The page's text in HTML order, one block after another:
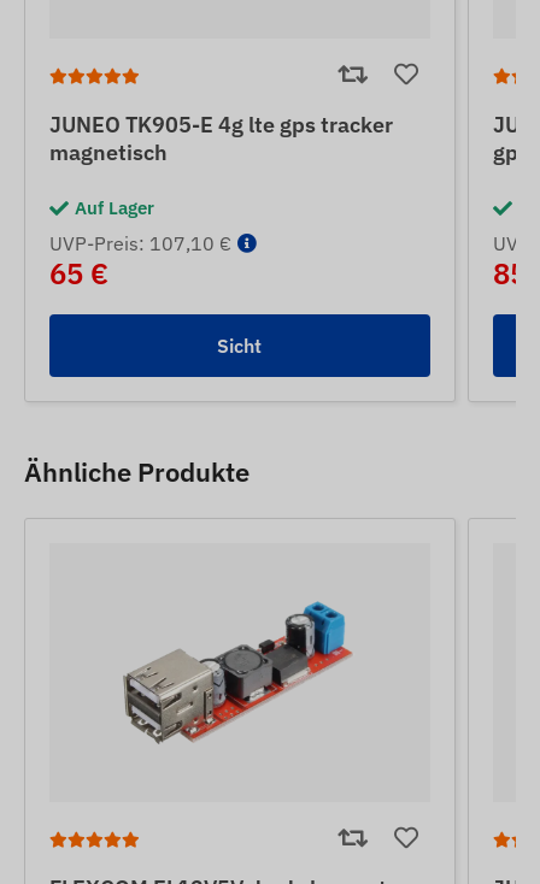
JUNEO TK905-E 4g lte gps tracker
magnetisch
Auf Lager
UVP-Preis: 107,10 €
65 €
Sicht
85
Ähnliche Produkte